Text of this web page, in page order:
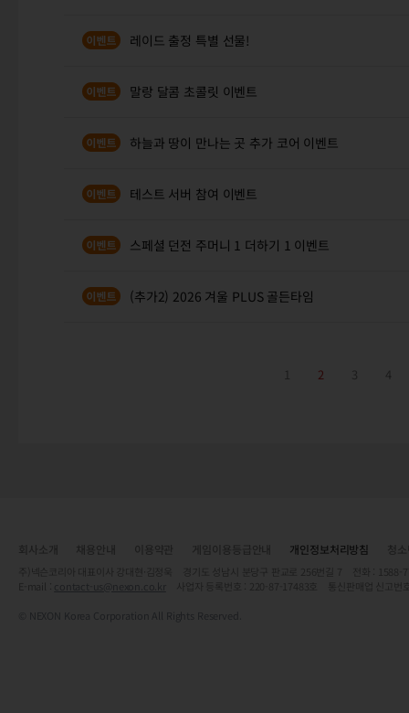
레이드 출정 특별 선물!
말랑 달콤 초콜릿 이벤트
하늘과 땅이 만나는 곳 추가 코어 이벤트
테스트 서버 참여 이벤트
스페셜 던전 주머니 1 더하기 1 이벤트
(추가2) 2026 겨울 PLUS 골든타임
1 2 3 4
개인정보처리방침
contact-us@nexon.co.kr
© NEXON Korea Corporation All Rights Reserved.